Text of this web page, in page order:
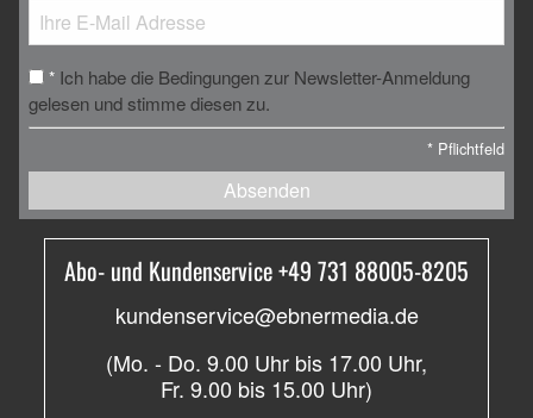
* Ich habe die Bedingungen zur Newsletter-Anmeldung
gelesen und stimme diesen zu.
* Pflichtfeld
Absenden
Abo- und Kundenservice +49 731 88005-8205
kundenservice@ebnermedia.de
(Mo. - Do. 9.00 Uhr bis 17.00 Uhr,
Fr. 9.00 bis 15.00 Uhr)